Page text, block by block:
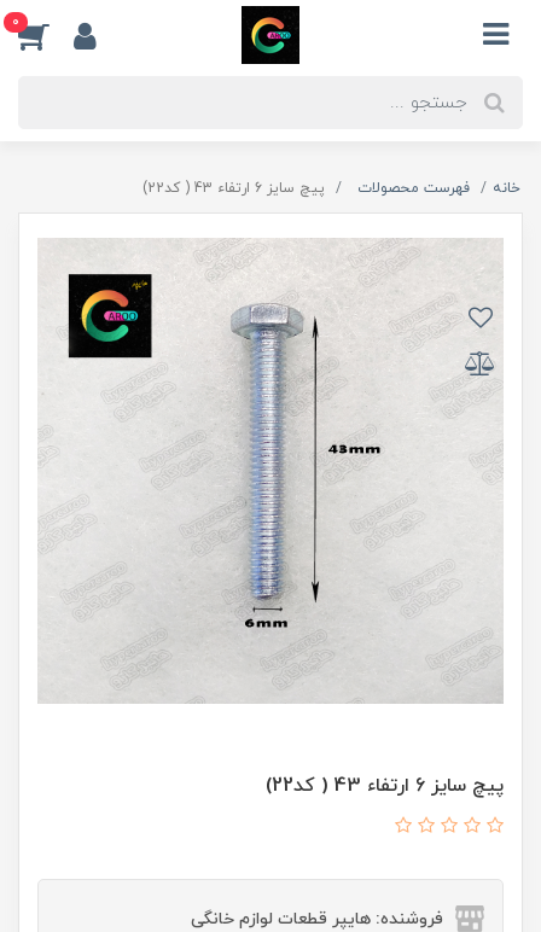
0
خانه فهرست محصولات پیچ سایز 6 ارتفاء 43 ( کد22)
پیچ سایز 6 ارتفاء 43 ( کد22)
فروشنده: هایپر قطعات لوازم خانگی